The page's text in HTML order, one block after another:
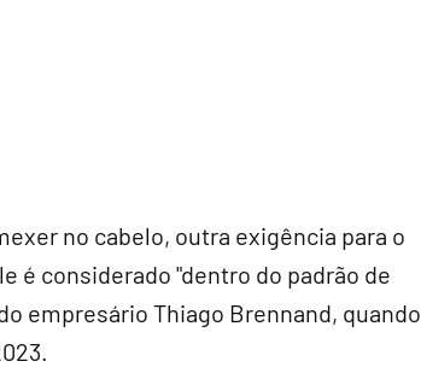
no cabelo, outra exigência para o
é considerado "dentro do padrão de
empresário Thiago Brennand, quando